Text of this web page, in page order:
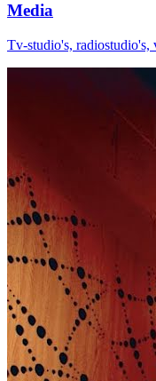
Media
Tv-studio's, radiostudio's,